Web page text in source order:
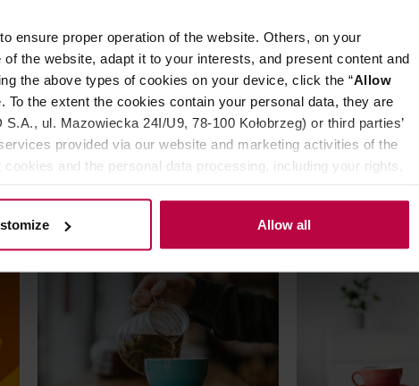
ensure proper operation of the website. Others, on your
the website, adapt it to your interests, and present content and
the above types of cookies on your device, click the “Allow
the extent the cookies contain your personal data, they are
ul. Mazowiecka 24I/U9, 78-100 Kołobrzeg) or third parties’
provided via our website and marketing activities of the
and the personal data processing, including your rights,
Allow all
04 30g
52,00 zł
Long Man Tea
sypana Green
uzupełniające